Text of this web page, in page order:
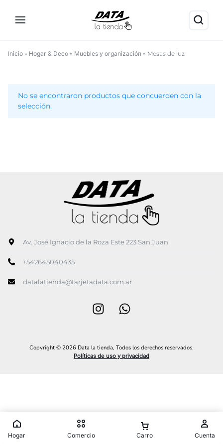
Inicio » Hogar & Deco » Muebles y organización » Mesas de luz
de
luz
No se encontraron productos que concuerden con la
selección.
Av. José Ignacio de la Roza Este 223 San Juan
+542645040435
datalatienda@tarjetadata.com.ar
Copyright © 2026 Data la tienda, Todos los derechos reservados.
Políticas de uso y privacidad
Hogar Comercio Carro Cuenta